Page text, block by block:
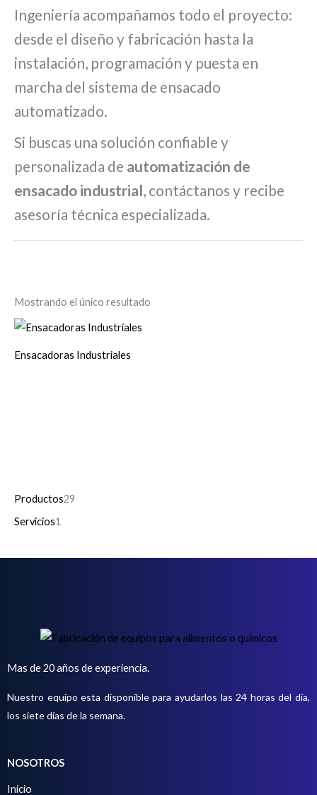
Productos29
r
c
s
Servicios1
1
o
t
o
Ingeniería acompañamos todo el proyecto:
desde el diseño y fabricación hasta la
instalación, programación y puesta en
marcha del sistema de ensacado
automatizado.
Si buscas una solución confiable y
personalizada de automatización de
ensacado industrial, contáctanos y recibe
asesoría técnica especializada.
Mostrando el único resultado
Ensacadoras Industriales
Mas de 20 años de experiencia.
Nuestro equipo esta disponible para ayudarlos las 24 horas del día,
los siete días de la semana.
NOSOTROS
Inicio